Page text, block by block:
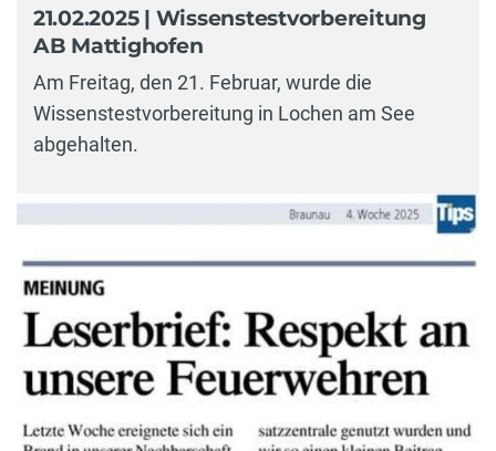
21.02.2025 | Wissenstestvorbereitung
AB Mattighofen
Am Freitag, den 21. Februar, wurde die
Wissenstestvorbereitung in Lochen am See
abgehalten.